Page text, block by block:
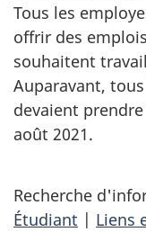
Tous les
offrir des
souhaitent
Auparavant,
devaient
août 2021.
Recherche
Étudiant | Liens